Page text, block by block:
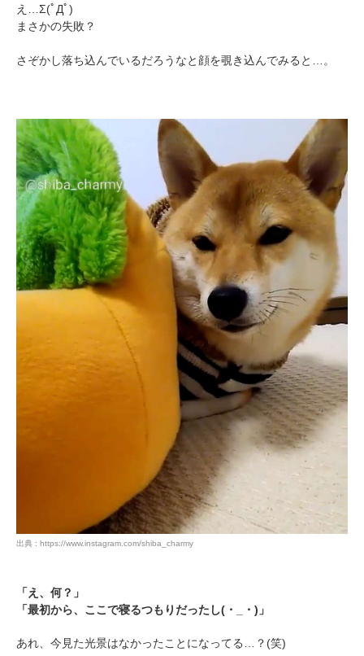
え…Σ(ﾟДﾟ)
まさかの失敗？
さぞかし落ち込んでいるだろうなと顔を覗き込んでみると…。
出典 : https://www.instagram.com/shiba_charmy
「え、何？」
「最初から、ここで寝るつもりだったし(・_・)」
あれ、今見た光景はなかったことになってる…？(笑)
pecocats
ねこ部をフォロー
PECOアプリをダウンロード済みの方
アプリで開く
アプリをダウンロードする